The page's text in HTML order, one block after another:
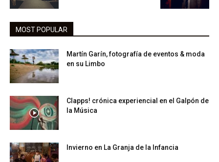
MOST POPULAR
Martín Garín, fotografía de eventos & moda
en su Limbo
Clapps! crónica experiencial en el Galpón de
la Música
Invierno en La Granja de la Infancia